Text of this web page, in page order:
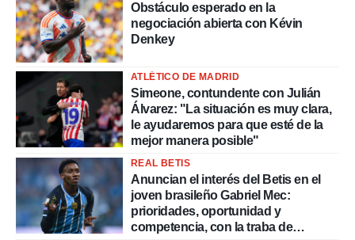
Obstáculo esperado en la
negociación abierta con Kévin
Denkey
ATLÉTICO DE MADRID
Simeone, contundente con Julián
Álvarez: "La situación es muy clara,
le ayudaremos para que esté de la
mejor manera posible"
REAL BETIS
Anuncian el interés del Betis en el
joven brasileño Gabriel Mec:
prioridades, oportunidad y
competencia, con la traba de